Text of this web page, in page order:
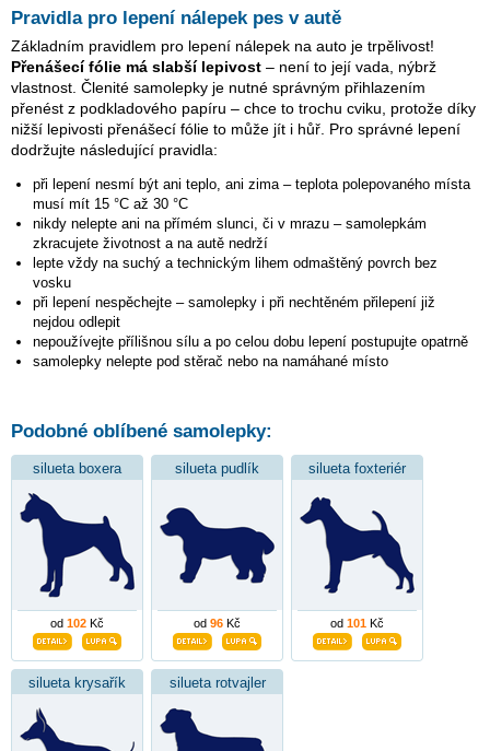
Pravidla pro lepení nálepek pes v autě
Základním pravidlem pro lepení nálepek na auto je trpělivost!
Přenášecí fólie má slabší lepivost – není to její vada, nýbrž
vlastnost. Členité samolepky je nutné správným přihlazením
přenést z podkladového papíru – chce to trochu cviku, protože díky
nižší lepivosti přenášecí fólie to může jít i hůř. Pro správné lepení
dodržujte následující pravidla:
při lepení nesmí být ani teplo, ani zima – teplota polepovaného místa
musí mít 15 °C až 30 °C
nikdy nelepte ani na přímém slunci, či v mrazu – samolepkám
zkracujete životnost a na autě nedrží
lepte vždy na suchý a technickým lihem odmaštěný povrch bez
vosku
při lepení nespěchejte – samolepky i při nechtěném přilepení již
nejdou odlepit
nepoužívejte přílišnou sílu a po celou dobu lepení postupujte opatrně
samolepky nelepte pod stěrač nebo na namáhané místo
Podobné oblíbené samolepky:
silueta boxera
od 102 Kč
silueta pudlík
od 96 Kč
silueta foxteriér
od 101 Kč
silueta krysařík silueta rotvajler